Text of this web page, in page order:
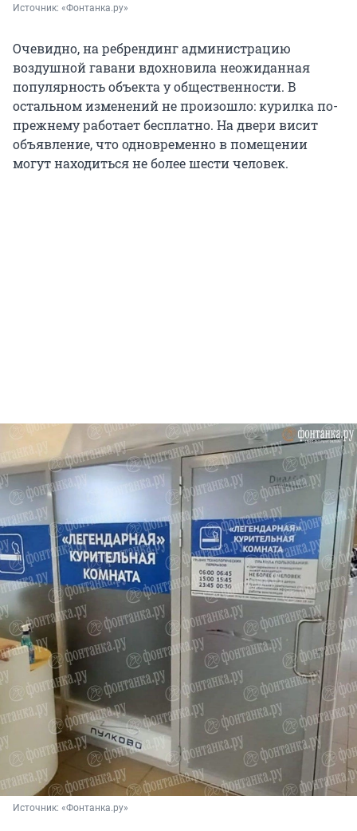
Источник: «Фонтанка.ру»
Очевидно, на ребрендинг администрацию
воздушной гавани вдохновила неожиданная
популярность объекта у общественности. В
остальном изменений не произошло: курилка по-
прежнему работает бесплатно. На двери висит
объявление, что одновременно в помещении
могут находиться не более шести человек.
Источник: «Фонтанка.ру»